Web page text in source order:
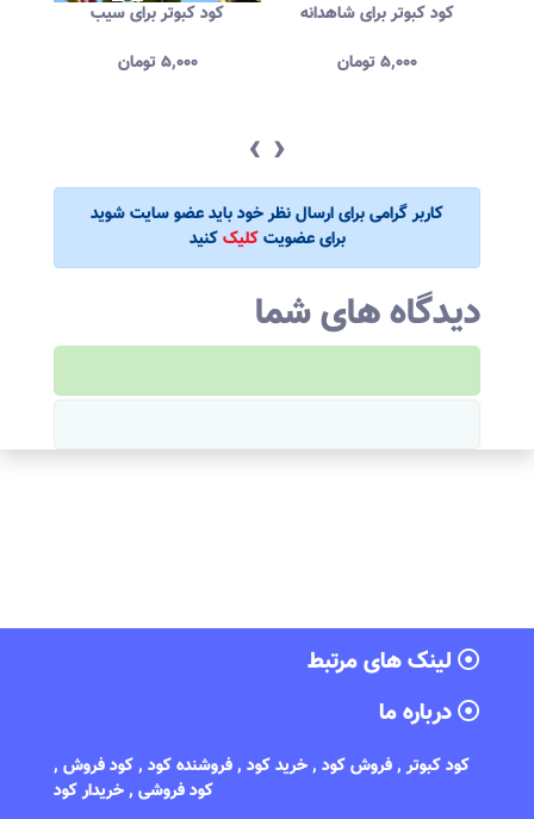
کود کبوتر برای سیب
۵,۰۰۰ تومان
کود کبوتر برای شاهدانه
۵,۰۰۰ تومان
‹ ›
کاربر گرامی برای ارسال نظر خود باید عضو سایت شوید
برای عضویتکلیککنید
دیدگاه های شما
لینک های مرتبط
درباره ما
کود کبوتر , فروش کود , خرید کود , فروشنده کود , کود فروش ,
کود فروشی , خریدار کود